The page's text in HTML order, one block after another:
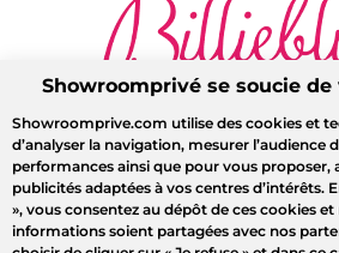
Showroomprivé se soucie
Showroomprive.com utilise des cookies et
d’analyser la navigation, mesurer l’audience
performances ainsi que pour vous proposer,
publicités adaptées à vos centres d’intérêts.
», vous consentez au dépôt de ces cookies
informations soient partagées avec nos